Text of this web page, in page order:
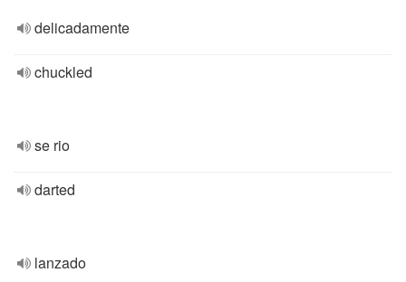
delicadamente
chuckled
se rio
darted
lanzado